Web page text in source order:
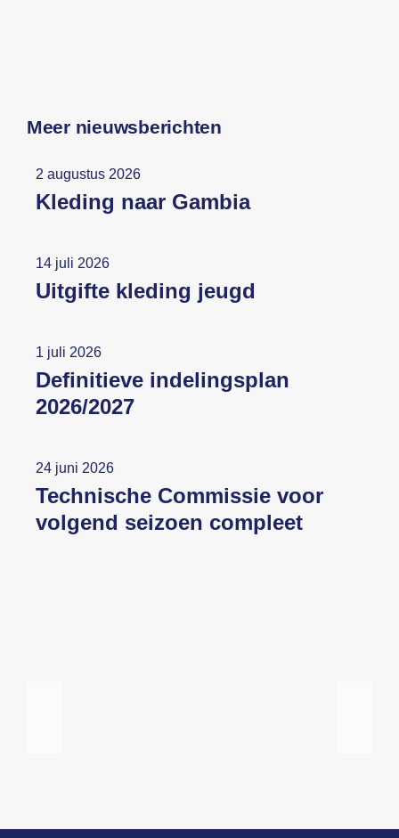
Meer nieuwsberichten
2 augustus 2026
Kleding naar Gambia
14 juli 2026
Uitgifte kleding jeugd
1 juli 2026
Definitieve indelingsplan
2026/2027
24 juni 2026
Technische Commissie voor
volgend seizoen compleet